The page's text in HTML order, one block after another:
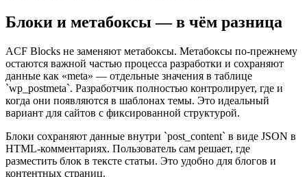
Блоки и метабоксы — в чём разница
ACF Blocks не заменяют метабоксы. Метабоксы по-прежнему
остаются важной частью процесса разработки и сохраняют
данные как «meta» — отдельные значения в таблице
`wp_postmeta`. Разработчик полностью контролирует, где и
когда они появляются в шаблонах темы. Это идеальный
вариант для сайтов с фиксированной структурой.
Блоки сохраняют данные внутри `post_content` в виде JSON в
HTML-комментариях. Пользователь сам решает, где
разместить блок в тексте статьи. Это удобно для блогов и
контентных страниц.